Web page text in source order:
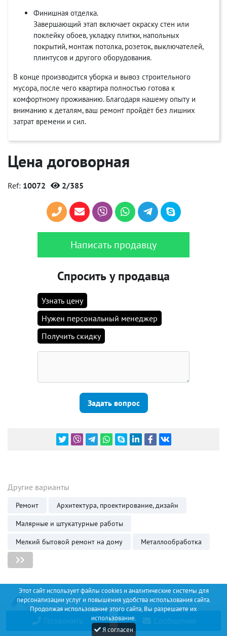
Этот сайт использует файлы cookies и аналитические системы для
персонализации услуг и повышения удобства использования сайта.
Продолжая использование этого сайта, Вы разрешаете их
использование.
Я согласен
Финишная отделка.
Завершающий этап включает окраску стен или
поклейку обоев, укладку плитки, напольных
покрытий, монтаж потолка, розеток, выключателей,
плинтусов и другого оборудования.
В конце производится уборка и вывоз строительного
мусора, после чего квартира полностью готова к
комфортному проживанию. Благодаря нашему опыту и
вниманию к деталям, ваш ремонт пройдёт без лишних
затрат времени и сил.
Цена договорная
Ref: 10072 2/385
Написать продавцу
Спросить у продавца
Узнать цену
Нужен персональный менеджер
Получить скидку
Задать вопрос
Другие варианты
Ремонт
Архитектура, проектирование, дизайн
Малярные и штукатурные работы
Мелкий бытовой ремонт на дому
Металлообработка
Позвонить Сообщение
Discount